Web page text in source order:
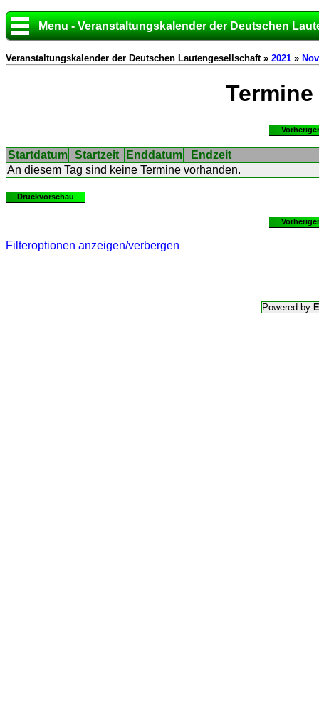
Menu - Veranstaltungskalender der Deutschen
Veranstaltungskalender der Deutschen Lautengesellschaft » 2021 »
Termine
Startdatum Startzeit Enddatum
Endzeit
An diesem Tag sind keine Termine vorhanden.
Druckvorschau
Filteroptionen anzeigen/verbergen
Powered by